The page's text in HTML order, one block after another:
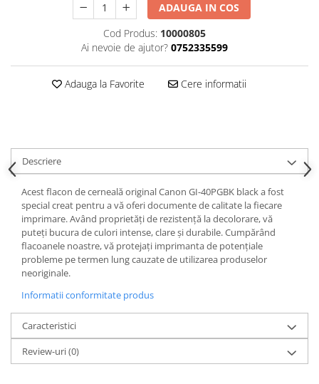
ADAUGA IN COS
Cod Produs: 10000805
Ai nevoie de ajutor? 0752335599
Adauga la Favorite Cere informatii
Descriere
Acest flacon de cerneală original Canon GI-40PGBK black a fost
special creat pentru a vă oferi documente de calitate la fiecare
imprimare. Având proprietăți de rezistență la decolorare, vă
puteți bucura de culori intense, clare și durabile. Cumpărând
flacoanele noastre, vă protejați imprimanta de potențiale
probleme pe termen lung cauzate de utilizarea produselor
neoriginale.
Informatii conformitate produs
Caracteristici
Review-uri(0)